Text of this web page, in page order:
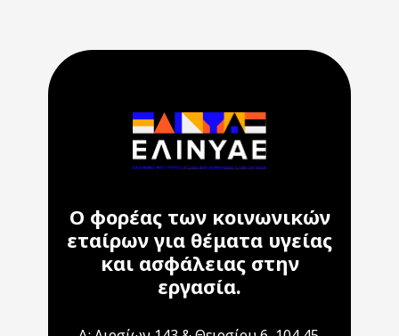
Ο φορέας των κοινωνικών
εταίρων για θέματα υγείας
και ασφάλειας στην
εργασία.